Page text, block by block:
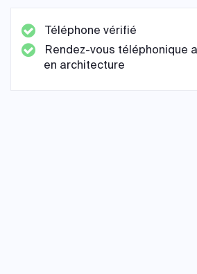
Téléphone vérifié
Rendez-vous téléphonique
en architecture